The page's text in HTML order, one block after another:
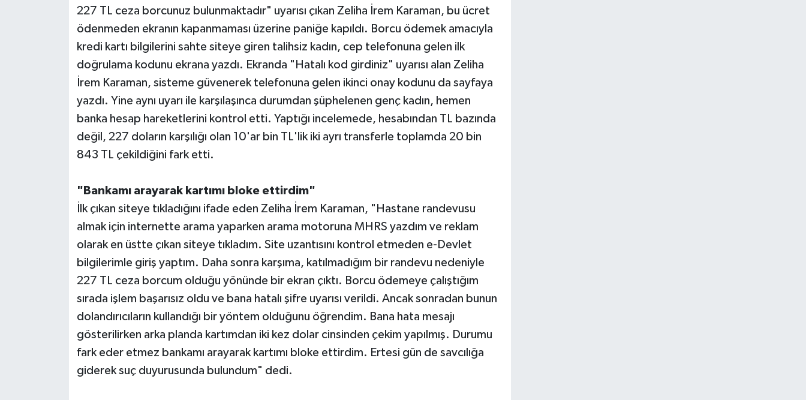
227 TL ceza borcunuz bulunmaktadır" uyarısı çıkan Zeliha İrem Karaman, bu ücret
ödenmeden ekranın kapanmaması üzerine paniğe kapıldı. Borcu ödemek amacıyla
kredi kartı bilgilerini sahte siteye giren talihsiz kadın, cep telefonuna gelen ilk
doğrulama kodunu ekrana yazdı. Ekranda "Hatalı kod girdiniz" uyarısı alan Zeliha
İrem Karaman, sisteme güvenerek telefonuna gelen ikinci onay kodunu da sayfaya
yazdı. Yine aynı uyarı ile karşılaşınca durumdan şüphelenen genç kadın, hemen
banka hesap hareketlerini kontrol etti. Yaptığı incelemede, hesabından TL bazında
değil, 227 doların karşılığı olan 10'ar bin TL'lik iki ayrı transferle toplamda 20 bin
843 TL çekildiğini fark etti.
"Bankamı arayarak kartımı bloke ettirdim"
İlk çıkan siteye tıkladığını ifade eden Zeliha İrem Karaman, "Hastane randevusu
almak için internette arama yaparken arama motoruna MHRS yazdım ve reklam
olarak en üstte çıkan siteye tıkladım. Site uzantısını kontrol etmeden e-Devlet
bilgilerimle giriş yaptım. Daha sonra karşıma, katılmadığım bir randevu nedeniyle
227 TL ceza borcum olduğu yönünde bir ekran çıktı. Borcu ödemeye çalıştığım
sırada işlem başarısız oldu ve bana hatalı şifre uyarısı verildi. Ancak sonradan bunun
dolandırıcıların kullandığı bir yöntem olduğunu öğrendim. Bana hata mesajı
gösterilirken arka planda kartımdan iki kez dolar cinsinden çekim yapılmış. Durumu
fark eder etmez bankamı arayarak kartımı bloke ettirdim. Ertesi gün de savcılığa
giderek suç duyurusunda bulundum" dedi.